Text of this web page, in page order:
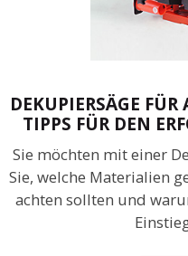
DEKUPIERSÄGE
TIPPS FÜR DEN
Sie möchten mit einer
Sie, welche Materialien
achten sollten und